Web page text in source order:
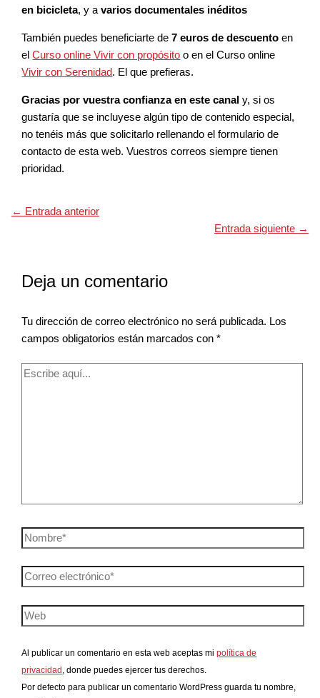
en bicicleta, y avarios documentales inéditos
También puedes beneficiarte de 7 euros de descuento en
elCurso online Vivir con propósito o en el Curso online
Vivir con Serenidad. El que prefieras.
Gracias por vuestra confianza en este canal y, si os
gustaría que se incluyese algún tipo de contenido especial,
no tenéis más que solicitarlo rellenando el formulario de
contacto de esta web. Vuestros correos siempre tienen
prioridad.
← Entrada anterior
Entrada siguiente →
Deja un comentario
Tu dirección de correo electrónico no será publicada. Los
campos obligatorios están marcados con*
Al publicar un comentario en esta web aceptas mipolítica de
privacidad , donde puedes ejercer tus derechos.
Por defecto para publicar un comentario WordPress guarda tu nombre,